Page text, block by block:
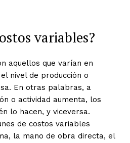
variables?
aquellos que varían en
nivel de producción o
En otras palabras, a
o actividad aumenta, los
lo hacen, y viceversa.
de costos variables
la mano de obra directa, el